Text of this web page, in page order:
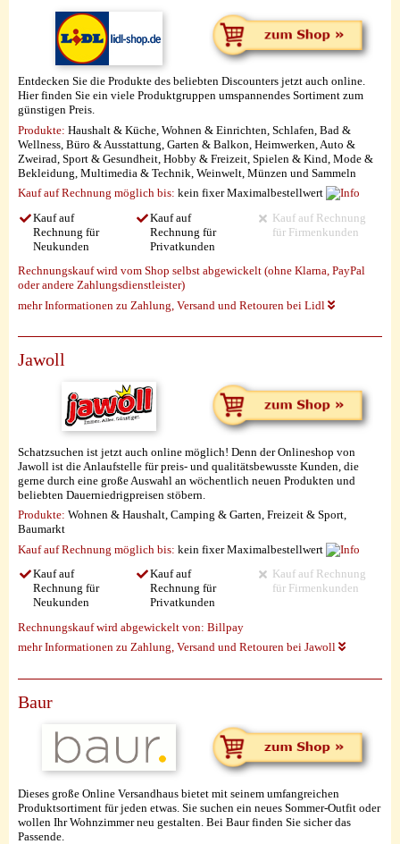
Entdecken Sie die Produkte des beliebten Discounters jetzt auch online.
Hier finden Sie ein viele Produktgruppen umspannendes Sortiment zum
günstigen Preis.
Produkte: Haushalt & Küche, Wohnen & Einrichten, Schlafen, Bad &
Wellness, Büro & Ausstattung, Garten & Balkon, Heimwerken, Auto &
Zweirad, Sport & Gesundheit, Hobby & Freizeit, Spielen & Kind, Mode &
Bekleidung, Multimedia & Technik, Weinwelt, Münzen und Sammeln
Kauf auf Rechnung möglich bis: kein fixer Maximalbestellwert
Kauf auf
Rechnung für
Neukunden
Kauf auf
Rechnung für
Privatkunden
Kauf auf Rechnung
für Firmenkunden
Rechnungskauf wird vom Shop selbst abgewickelt (ohne Klarna, PayPal
oder andere Zahlungsdienstleister)
mehr Informationen zu Zahlung, Versand und Retouren bei Lidl
Jawoll
Schatzsuchen ist jetzt auch online möglich! Denn der Onlineshop von
Jawoll ist die Anlaufstelle für preis- und qualitätsbewusste Kunden, die
gerne durch eine große Auswahl an wöchentlich neuen Produkten und
beliebten Dauerniedrigpreisen stöbern.
Produkte: Wohnen & Haushalt, Camping & Garten, Freizeit & Sport,
Baumarkt
Kauf auf Rechnung möglich bis: kein fixer Maximalbestellwert
Kauf auf
Rechnung für
Neukunden
Kauf auf
Rechnung für
Privatkunden
Kauf auf Rechnung
für Firmenkunden
Rechnungskauf wird abgewickelt von: Billpay
mehr Informationen zu Zahlung, Versand und Retouren bei Jawoll
Baur
Dieses große Online Versandhaus bietet mit seinem umfangreichen
Produktsortiment für jeden etwas. Sie suchen ein neues Sommer-Outfit oder
wollen Ihr Wohnzimmer neu gestalten. Bei Baur finden Sie sicher das
Passende.